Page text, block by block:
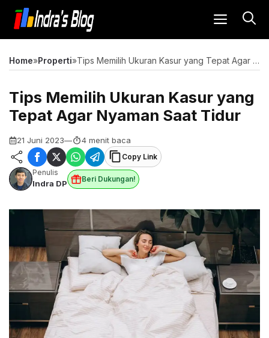
Langsung
isi
MENU
Home»Properti» Tips Memilih Ukuran Kasur yang Tepat Agar Nyaman Saat Tidur
Tips Memilih Ukuran Kasur yang
Tepat Agar Nyaman Saat Tidur
21 Juni 2023— 4 menit baca
Copy Link
Penulis
Indra DP Beri Dukungan!